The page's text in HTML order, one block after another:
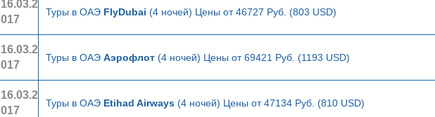
16.03.2
017
Туры в ОАЭ FlyDubai (4 ночей) Цены от 46727 Руб. (803 USD)
16.03.2
017
Туры в ОАЭ Аэрофлот (4 ночей) Цены от 69421 Руб. (1193 USD)
16.03.2
017
Туры в ОАЭ Etihad Airways (4 ночей) Цены от 47134 Руб. (810 USD)